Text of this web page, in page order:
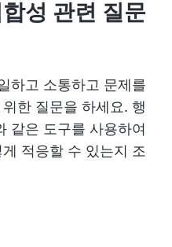
성 관련 질문
하고 소통하고 문제를
한 질문을 하세요. 행
같은 도구를 사용하여
적응할 수 있는지 조